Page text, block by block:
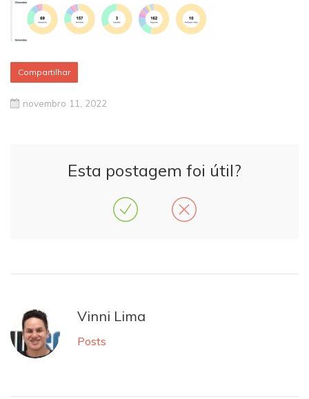
Compartilhar
novembro 11, 2022
Esta postagem foi útil?
Vinni Lima
Posts